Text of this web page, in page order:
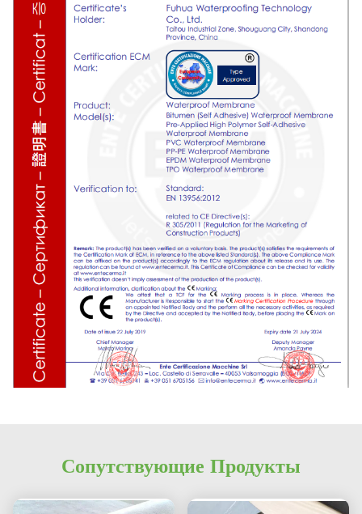
Сопутствующие Продукты